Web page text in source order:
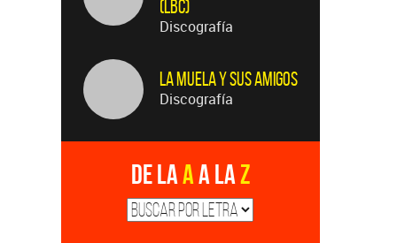
(LBC)
Discografía
La Muela y Sus Amigos
Discografía
De laAa laZ